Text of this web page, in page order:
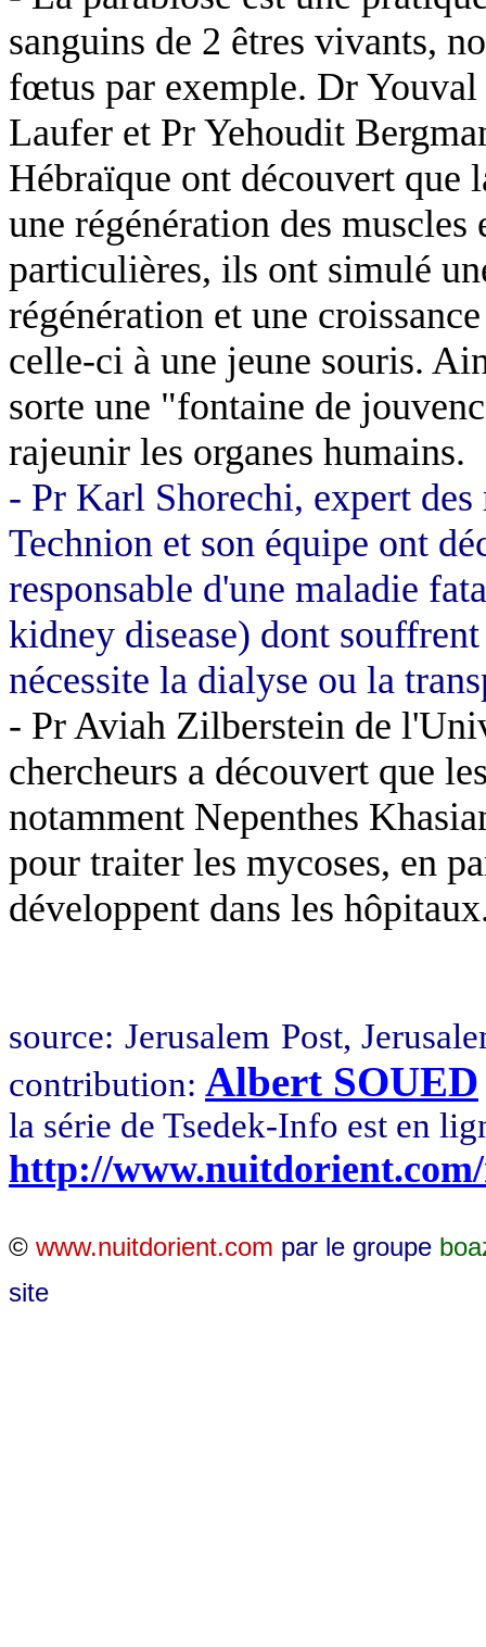
sanguins de 2 êtres vivants,
fœtus par exemple. Dr Youval
Laufer et Pr Yehoudit
Hébraïque ont découvert que
une régénération des
particulières, ils ont simulé
régénération et une
celle-ci à une jeune souris.
sorte une "fontaine de
rajeunir les organes humains.
- Pr Karl Shorechi, expert
Technion et son équipe ont
responsable d'une maladie
kidney disease) dont
nécessite la dialyse ou la
- Pr Aviah Zilberstein de
chercheurs a découvert que
notamment Nepenthes
pour traiter les mycoses, en
développent dans les
source: Jerusalem Post,
contribution: Albert SOUED
la série de Tsedek-Info est en
http://
© www.nuitdorient.com par le groupe
site